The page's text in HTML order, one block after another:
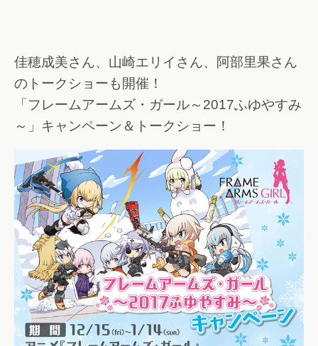
佳穂成美さん、山崎エリイさん、阿部里果さん
のトークショーも開催！
「フレームアームズ・ガール～2017ふゆやすみ
～」キャンペーン＆トークショー！